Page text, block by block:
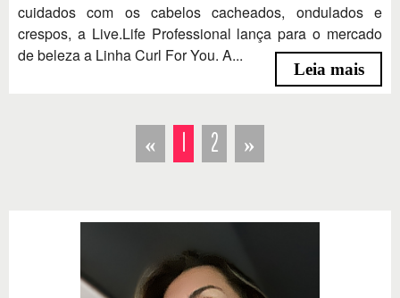
cuidados com os cabelos cacheados, ondulados e
crespos, a Live.Life Professional lança para o mercado
de beleza a Linha Curl For You. A...
Leia mais
« 2 »